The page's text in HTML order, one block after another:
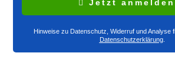
Jetzt anmelden
Hinweise zu Datenschutz, Widerruf und Analyse
Datenschutzerklärung.